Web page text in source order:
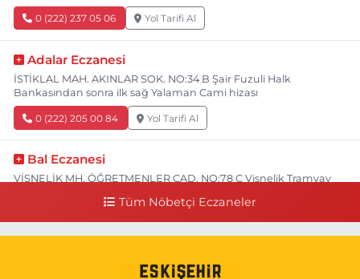
0 (222) 237 05 06 Yol Tarifi Al
Adalar Eczanesi
İSTİKLAL MAH. AKINLAR SOK. NO:34 B Şair Fuzuli Halk
Bankasından sonra ilk sağ Yalaman Cami hizası
0 (222) 205 00 84 Yol Tarifi Al
Bal Eczanesi
VİŞNELİK MH. ÖĞRETMENLER CAD. NO:78 C Vişnelik Tramvay
NUH'UN GEMİSİ Veteriner Kliniğinin yanı,ı
Tüm Nöbetçi Eczaneler